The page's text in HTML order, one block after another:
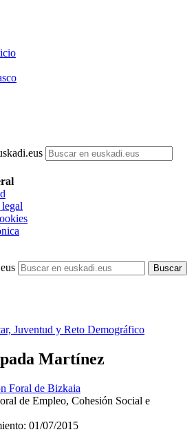
Juventud y Reto Demográfico
Martínez
Foral de Bizkaia
de Empleo, Cohesión Social e
: 01/07/2015